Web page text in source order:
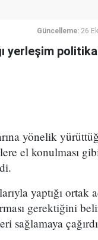
Güncelleme: 26
yerleşim
yönelik
el konulması
yaptığı ortak
gerektiğini
sağlamaya